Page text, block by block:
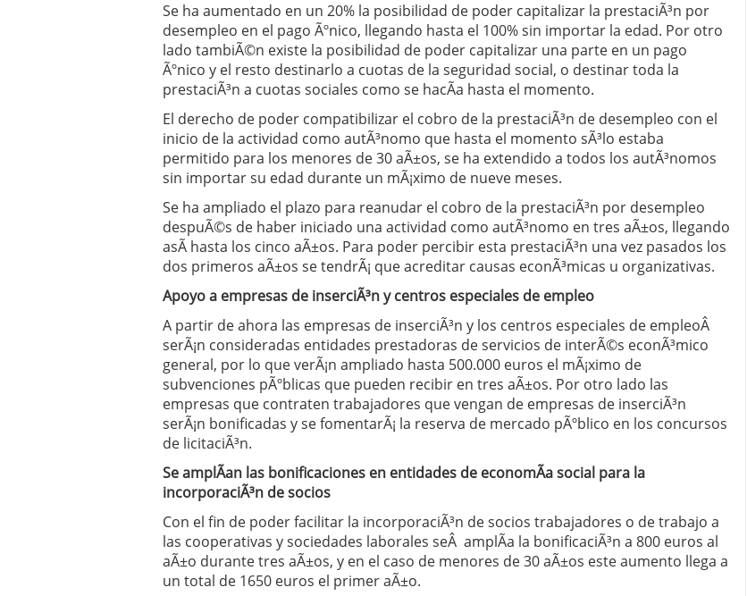
Se ha aumentado en un 20% la posibilidad de poder capitalizar la prestaciÃ³n por
desempleo en el pago Ãºnico, llegando hasta el 100% sin importar la edad. Por otro
lado tambiÃ©n existe la posibilidad de poder capitalizar una parte en un pago
Ãºnico y el resto destinarlo a cuotas de la seguridad social, o destinar toda la
prestaciÃ³n a cuotas sociales como se hacÃ­a hasta el momento.
El derecho de poder compatibilizar el cobro de la prestaciÃ³n de desempleo con el
inicio de la actividad como autÃ³nomo que hasta el momento sÃ³lo estaba
permitido para los menores de 30 aÃ±os, se ha extendido a todos los autÃ³nomos
sin importar su edad durante un mÃ¡ximo de nueve meses.
Se ha ampliado el plazo para reanudar el cobro de la prestaciÃ³n por desempleo
despuÃ©s de haber iniciado una actividad como autÃ³nomo en tres aÃ±os, llegando
asÃ­ hasta los cinco aÃ±os. Para poder percibir esta prestaciÃ³n una vez pasados los
dos primeros aÃ±os se tendrÃ¡ que acreditar causas econÃ³micas u organizativas.
Apoyo a empresas de inserciÃ³n y centros especiales de empleo
A partir de ahora las empresas de inserciÃ³n y los centros especiales de empleoÂ
serÃ¡n consideradas entidades prestadoras de servicios de interÃ©s econÃ³mico
general, por lo que verÃ¡n ampliado hasta 500.000 euros el mÃ¡ximo de
subvenciones pÃºblicas que pueden recibir en tres aÃ±os. Por otro lado las
empresas que contraten trabajadores que vengan de empresas de inserciÃ³n
serÃ¡n bonificadas y se fomentarÃ¡ la reserva de mercado pÃºblico en los concursos
de licitaciÃ³n.
Se amplÃ­an las bonificaciones en entidades de economÃ­a social para la
incorporaciÃ³n de socios
Con el fin de poder facilitar la incorporaciÃ³n de socios trabajadores o de trabajo a
las cooperativas y sociedades laborales seÂ amplÃ­a la bonificaciÃ³n a 800 euros al
aÃ±o durante tres aÃ±os, y en el caso de menores de 30 aÃ±os este aumento llega a
un total de 1650 euros el primer aÃ±o.